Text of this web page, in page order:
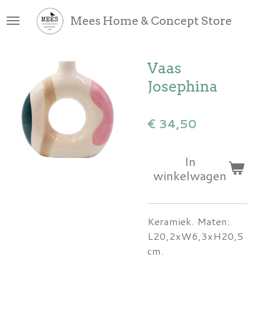
direct
hoofdinhoud
Mees Home & Concept Store
Vaas
Josephina
€ 34,50
In
winkelwagen
Keramiek. Maten:
L20,2xW6,3xH20,5
cm.